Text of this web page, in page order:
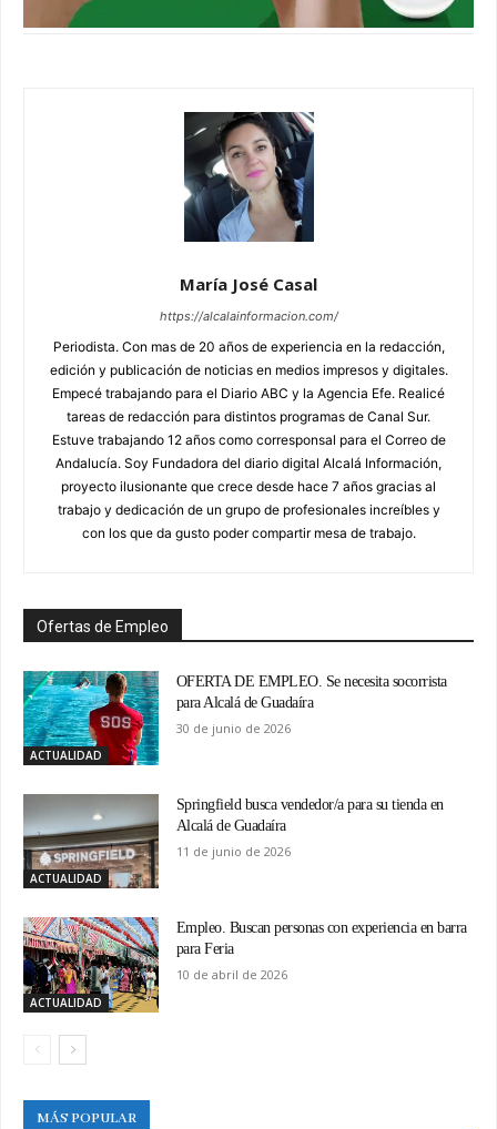
María José Casal
https://alcalainformacion.com/
Periodista. Con mas de 20 años de experiencia en la redacción,
edición y publicación de noticias en medios impresos y digitales.
Empecé trabajando para el Diario ABC y la Agencia Efe. Realicé
tareas de redacción para distintos programas de Canal Sur.
Estuve trabajando 12 años como corresponsal para el Correo de
Andalucía. Soy Fundadora del diario digital Alcalá Información,
proyecto ilusionante que crece desde hace 7 años gracias al
trabajo y dedicación de un grupo de profesionales increíbles y
con los que da gusto poder compartir mesa de trabajo.
Ofertas de Empleo
ACTUALIDAD
OFERTA DE EMPLEO. Se necesita socorrista
para Alcalá de Guadaíra
30 de junio de 2026
ACTUALIDAD
Springfield busca vendedor/a para su tienda en
Alcalá de Guadaíra
11 de junio de 2026
ACTUALIDAD
Empleo. Buscan personas con experiencia en barra
para Feria
10 de abril de 2026
MÁS POPULAR